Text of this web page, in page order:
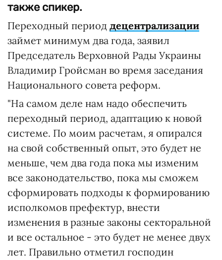
также спикер.
Переходный период децентрализации
займет минимум два года, заявил
Председатель Верховной Рады Украины
Владимир Гройсман во время заседания
Национального совета реформ.
"На самом деле нам надо обеспечить
переходный период, адаптацию к новой
системе. По моим расчетам, я опирался
на свой собственный опыт, это будет не
меньше, чем два года пока мы изменим
все законодательство, пока мы сможем
сформировать подходы к формированию
исполкомов префектур, внести
изменения в разные законы секторальной
и все остальное - это будет не менее двух
лет. Правильно отметил господин